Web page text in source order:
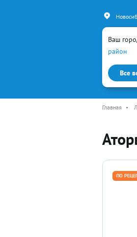
Ваш
район
Все
Главная •
ПО